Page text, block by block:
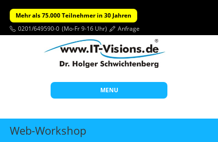
Mehr als 75.000 Teilnehmer in 30 Jahren
0201/649590-0 (Mo-Fr 9-16 Uhr) Anfrage
MENU
Start
Themen
Web-Workshop